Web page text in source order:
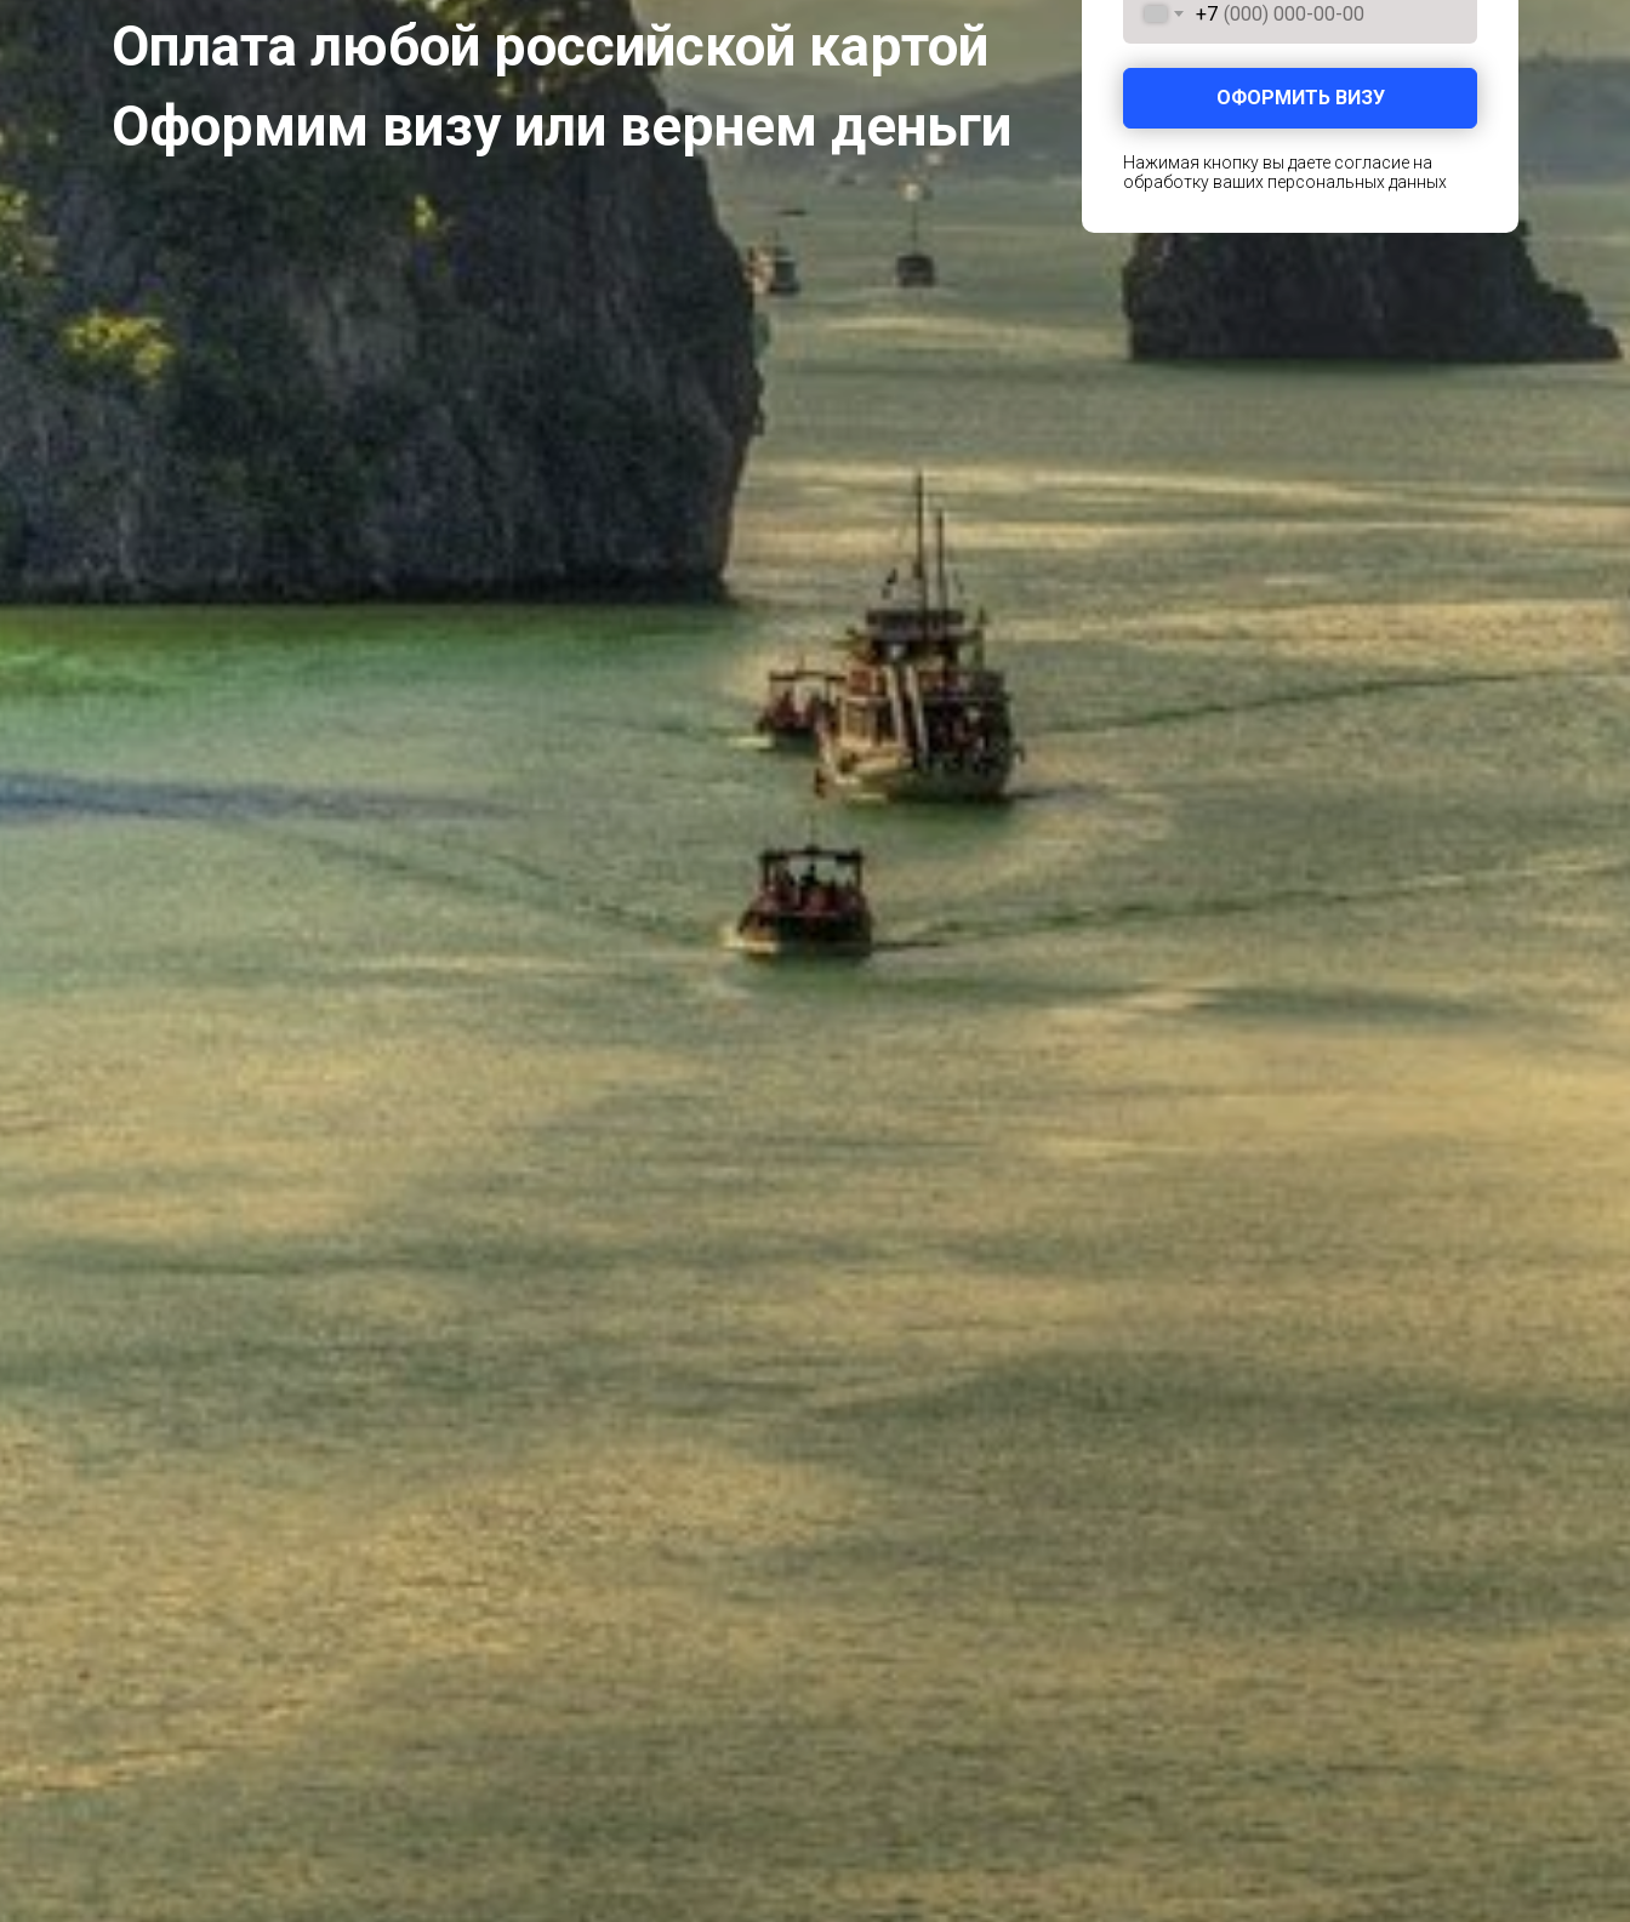
Оплата любой российской картой
Оформим визу или вернем деньги
+7
ОФОРМИТЬ ВИЗУ
Нажимая кнопку вы даете согласие на
обработку ваших персональных данных